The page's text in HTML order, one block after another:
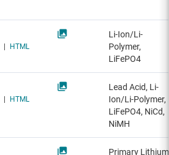
HTML
Li-Ion/Li-
Polymer,
LiFePO4
HTML
Lead Acid, Li-
Ion/Li-Polymer,
LiFePO4, NiCd,
NiMH
Primary Lithium